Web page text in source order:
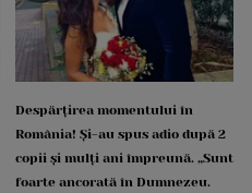
Despărțirea momentului în
România! Și-au spus adio după 2
copii și mulți ani împreună. „Sunt
foarte ancorată în Dumnezeu.